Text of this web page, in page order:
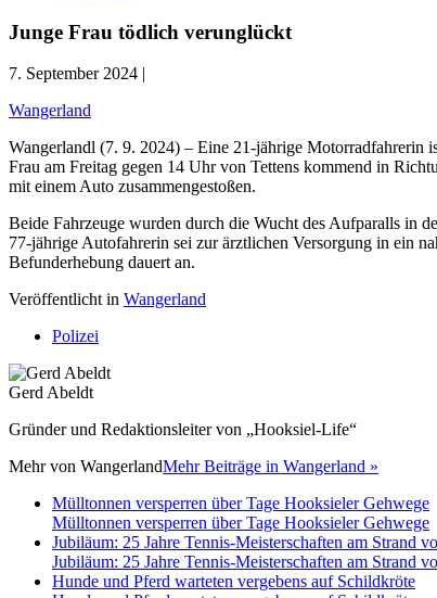
Junge Frau tödlich verunglückt
7. September 2024 |
Wangerland
Wangerlandl (7. 9. 2024) – Eine 21-jährige Motorradfahrerin
Frau am Freitag gegen 14 Uhr von Tettens kommend in
mit einem Auto zusammengestoßen.
Beide Fahrzeuge wurden durch die Wucht des Aufparalls in
77-jährige Autofahrerin sei zur ärztlichen Versorgung in ein
Befunderhebung dauert an.
Veröffentlicht in Wangerland
Polizei
Gerd Abeldt
Gründer und Redaktionsleiter von „Hooksiel-Life“
Mehr von WangerlandMehr Beiträge in Wangerland »
Mülltonnen versperren über Tage Hooksieler Gehwege
Mülltonnen versperren über Tage Hooksieler Gehwege
Jubiläum: 25 Jahre Tennis-Meisterschaften am Strand
Jubiläum: 25 Jahre Tennis-Meisterschaften am Strand
Hunde und Pferd warteten vergebens auf Schildkröte